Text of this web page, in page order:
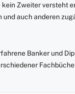
kein Zweiter versteht
und auch anderen
Banker und